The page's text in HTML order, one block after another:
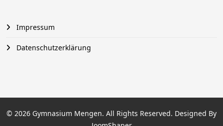
Impressum
Datenschutzerklärung
© 2026 Gymnasium Mengen. All Rights Reserved. Designed By